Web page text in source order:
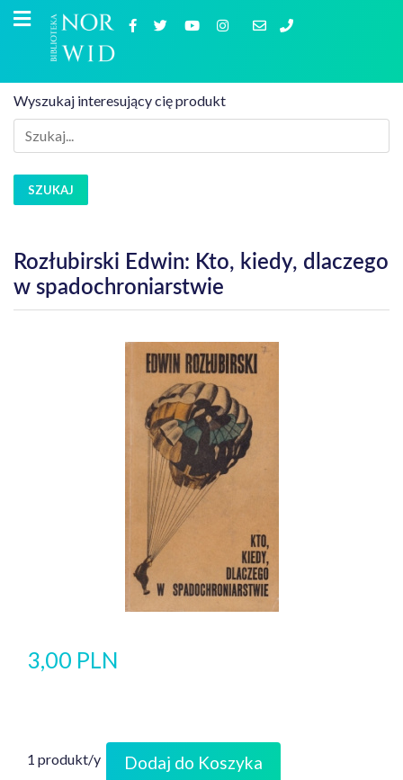
Wyszukaj interesujący cię produkt
SZUKAJ
Rozłubirski Edwin: Kto, kiedy, dlaczego
w spadochroniarstwie
3,00 PLN
1 produkt/y Dodaj do Koszyka